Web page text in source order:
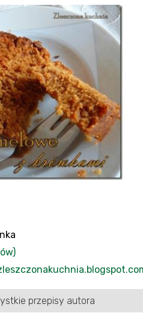
przepisy autora